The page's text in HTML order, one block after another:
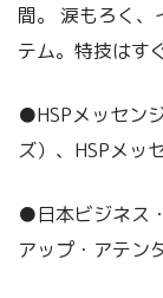
間。 涙もろく、
テム。特技はす
●HSPメッセン
ズ）、HSPメッ
●日本ビジネス
アップ・アテン